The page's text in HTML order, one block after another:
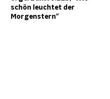
schön leuchtet der
Morgenstern"